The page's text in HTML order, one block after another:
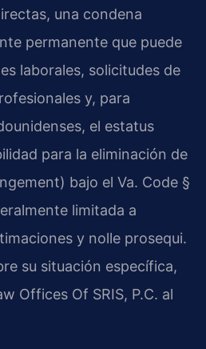
una condena
permanente que puede
laborales, solicitudes de
y, para
el estatus
para la eliminación de
bajo el Va. Code §
limitada a
y nolle prosequi.
su situación específica,
Offices Of SRIS, P.C. al